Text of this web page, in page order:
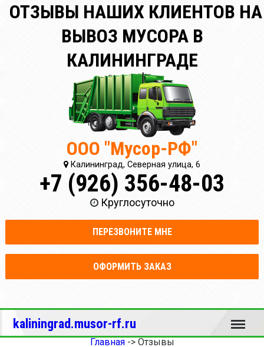
ОТЗЫВЫ НАШИХ КЛИЕНТОВ НА
ВЫВОЗ МУСОРА В
КАЛИНИНГРАДЕ
ООО "Мусор-РФ"
Калининград, Северная улица, 6
+7 (926) 356-48-03
Круглосуточно
ПЕРЕЗВОНИТЕ МНЕ
ОФОРМИТЬ ЗАКАЗ
kaliningrad.musor-rf.ru Меню
Главная-> Отзывы